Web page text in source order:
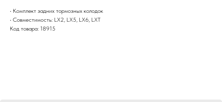
• Комплект задних тормозных колодок
• Совместимость: LX2, LX5, LX6, LXT
Код товара: 18915